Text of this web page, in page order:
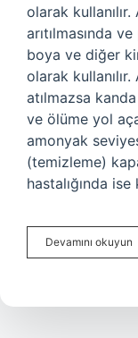
olarak
arıtılmasında
boya ve diğer
olarak
atılmazsa
ve ölüme yol
amonyak
(temizleme)
hastalığında
Devamını okuyun